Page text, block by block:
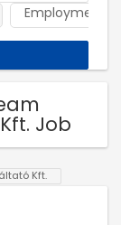
Employment
Job
Kft.